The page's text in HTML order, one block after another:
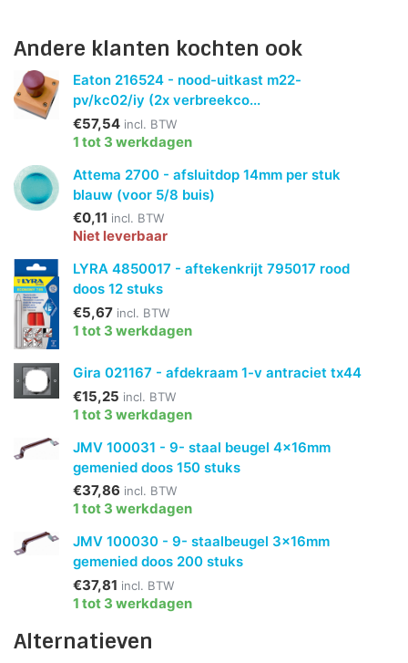
Andere klanten kochten ook
Eaton 216524 - nood-uitkast m22-
pv/kc02/iy (2x verbreekco...
€57,54 incl. BTW
1 tot 3 werkdagen
Attema 2700 - afsluitdop 14mm per stuk
blauw (voor 5/8 buis)
€0,11 incl. BTW
Niet leverbaar
LYRA 4850017 - aftekenkrijt 795017 rood
doos 12 stuks
€5,67 incl. BTW
1 tot 3 werkdagen
Gira 021167 - afdekraam 1-v antraciet tx44
€15,25 incl. BTW
1 tot 3 werkdagen
JMV 100031 - 9- staal beugel 4x16mm
gemenied doos 150 stuks
€37,86 incl. BTW
1 tot 3 werkdagen
JMV 100030 - 9- staalbeugel 3x16mm
gemenied doos 200 stuks
€37,81 incl. BTW
1 tot 3 werkdagen
Alternatieven